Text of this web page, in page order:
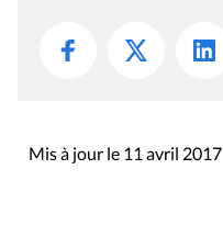
Mis à jour le 11 avril 2017